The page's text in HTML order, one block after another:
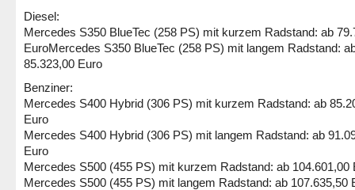
Diesel:
Mercedes S350 BlueTec (258 PS) mit kurzem Radstand: ab
EuroMercedes S350 BlueTec (258 PS) mit langem Radstand:
85.323,00 Euro
Benziner:
Mercedes S400 Hybrid (306 PS) mit kurzem Radstand: ab
Euro
Mercedes S400 Hybrid (306 PS) mit langem Radstand: ab
Euro
Mercedes S500 (455 PS) mit kurzem Radstand: ab 104.601,00
Mercedes S500 (455 PS) mit langem Radstand: ab 107.635,50